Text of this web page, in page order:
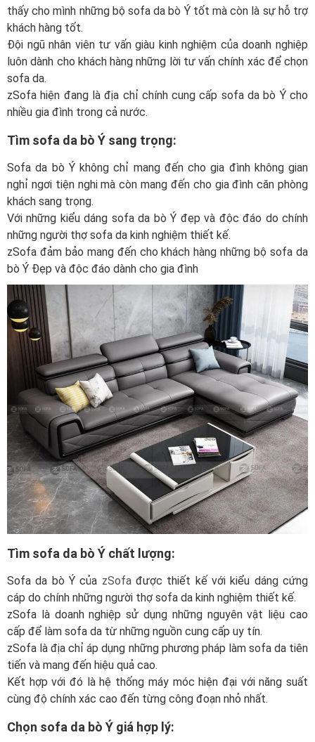
thấy cho mình những bộ sofa da bò Ý tốt mà còn là sự hỗ trợ
khách hàng tốt.
Đội ngũ nhân viên tư vấn giàu kinh nghiệm của doanh nghiệp
luôn dành cho khách hàng những lời tư vấn chính xác để chọn
sofa da.
zSofa hiện đang là địa chỉ chính cung cấp sofa da bò Ý cho
nhiều gia đình trong cả nước.
Tìm sofa da bò Ý sang trọng:
Sofa da bò Ý không chỉ mang đến cho gia đình không gian
nghỉ ngơi tiện nghi mà còn mang đến cho gia đình căn phòng
khách sang trọng.
Với những kiểu dáng sofa da bò Ý đẹp và độc đáo do chính
những người thợ sofa da kinh nghiệm thiết kế.
zSofa đảm bảo mang đến cho khách hàng những bộ sofa da
bò Ý Đẹp và độc đáo dành cho gia đình
Tìm sofa da bò Ý chất lượng:
Sofa da bò Ý của zSofađược thiết kế với kiểu dáng cứng
cáp do chính những người thợ sofa da kinh nghiệm thiết kế.
zSofa là doanh nghiệp sử dụng những nguyên vật liệu cao
cấp để làm sofa da từ những nguồn cung cấp uy tín.
zSofa là địa chỉ áp dụng những phương pháp làm sofa da tiên
tiến và mang đến hiệu quả cao.
Kết hợp với đó là hệ thống máy móc hiện đại với năng suất
cùng độ chính xác cao đến từng công đoạn nhỏ nhất.
Chọn sofa da bò Ý giá hợp lý: